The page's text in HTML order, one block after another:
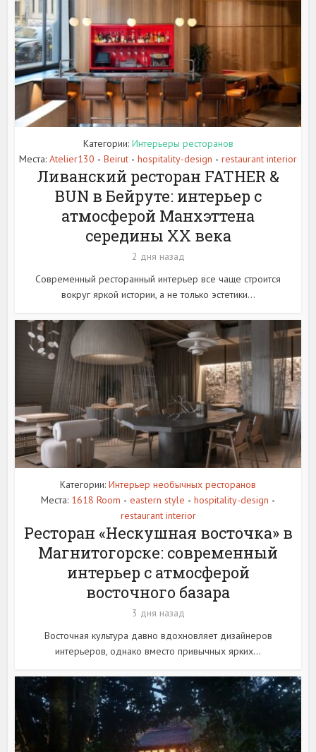
Категории: Интерьеры ресторанов
Места: Atelier130 • Beirut • hospitality-design • restaurant interior
Ливанский ресторан FATHER &
BUN в Бейруте: интерьер с
атмосферой Манхэттена
середины XX века
2 дня назад
Современный ресторанный интерьер все чаще строится
вокруг яркой истории, а не только эстетики...
Категории: Интерьер необычных ресторанов
Места: 1618 Room • eastern style • hospitality-design •
restaurant interior
Ресторан «Нескушная восточка» в
Магнитогорске: современный
интерьер с атмосферой
восточного базара
3 дня назад
Восточная культура давно вдохновляет дизайнеров
интерьеров, однако вместо привычных ярких...